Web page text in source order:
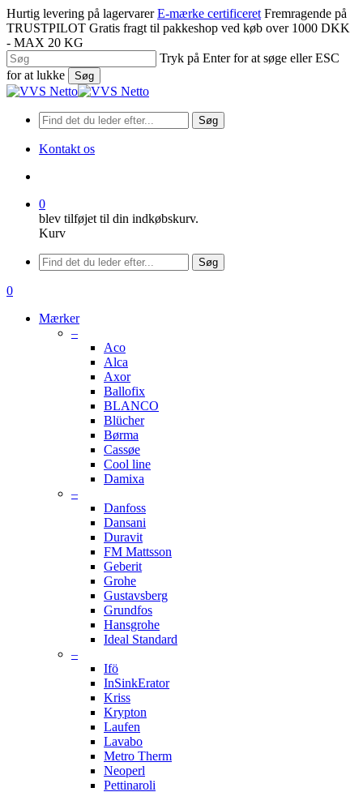
Spring
til
hovedindhold
Hurtig levering på lagervarer E-mærke certificeret Fremragende på
TRUSTPILOT Gratis fragt til pakkeshop ved køb over 1000 DKK
- MAX 20 KG
Tryk på Enter for at søge eller ESC
for at lukke
Søg
Luk
Søg
Kontakt os
0
blev tilføjet til din indkøbskurv.
Kurv
Menu
Søg
søge
0
Mærker
–
Aco
Alca
Axor
Ballofix
BLANCO
Blücher
Børma
Cassøe
Cool line
Damixa
–
Danfoss
Dansani
Duravit
FM Mattsson
Geberit
Grohe
Gustavsberg
Grundfos
Hansgrohe
Ideal Standard
–
Ifö
InSinkErator
Kriss
Krypton
Laufen
Lavabo
Metro Therm
Neoperl
Pettinaroli